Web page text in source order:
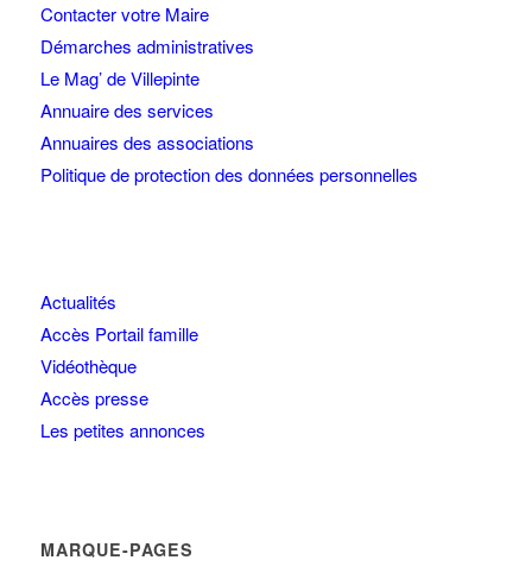
Contacter votre Maire
Démarches administratives
Le Mag’ de Villepinte
Annuaire des services
Annuaires des associations
Politique de protection des données personnelles
Actualités
Accès Portail famille
Vidéothèque
Accès presse
Les petites annonces
MARQUE-PAGES